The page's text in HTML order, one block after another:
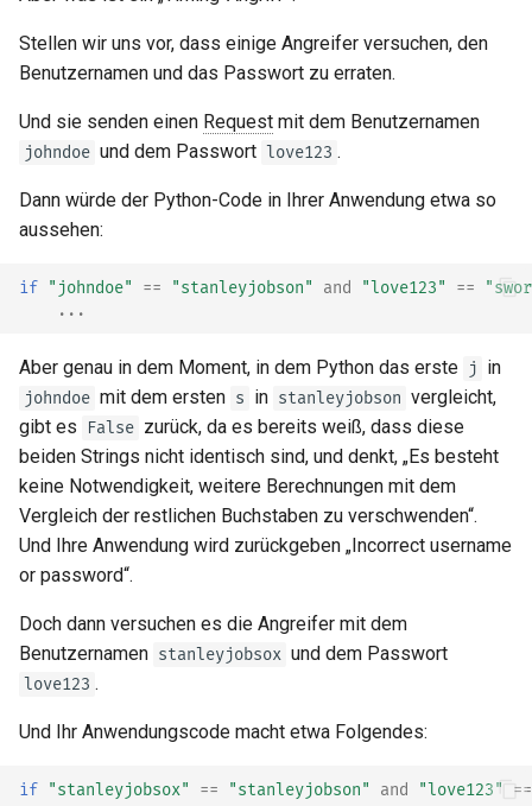
Stellen wir uns vor, dass einige Angreifer versuchen, den
Benutzernamen und das Passwort zu erraten.
Und sie senden einen Request mit dem Benutzernamen
johndoe und dem Passwort love123 .
Dann würde der Python-Code in Ihrer Anwendung etwa so
aussehen:
if "johndoe" == "stanleyjobson" and "love123" ==
...
Aber genau in dem Moment, in dem Python das erste j in
johndoe mit dem ersten s in stanleyjobson vergleicht,
gibt es
False zurück, da es bereits weiß, dass diese
beiden Strings nicht identisch sind, und denkt, „Es besteht
keine Notwendigkeit, weitere Berechnungen mit dem
Vergleich der restlichen Buchstaben zu verschwenden“.
Und Ihre Anwendung wird zurückgeben „Incorrect username
or password“.
Doch dann versuchen es die Angreifer mit dem
Benutzernamen stanleyjobsox und dem Passwort
love123 .
Und Ihr Anwendungscode macht etwa Folgendes:
if "stanleyjobsox" == "stanleyjobson" and "love123"
==